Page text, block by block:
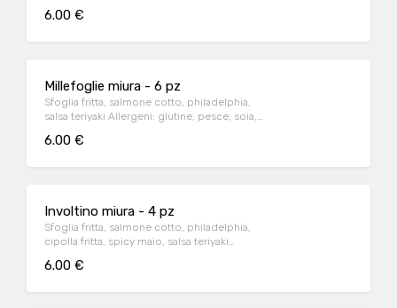
6.00 €
Millefoglie miura - 6 pz
Sfoglia fritta, salmone cotto, philadelphia,
salsa teriyaki Allergeni: glutine, pesce, soia,
6.00 €
Involtino miura - 4 pz
Sfoglia fritta, salmone cotto, philadelphia,
cipolla fritta, spicy maio, salsa teriyaki
6.00 €